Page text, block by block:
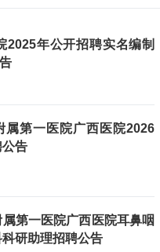
2025年公开招聘实名编制
属第一医院广西医院2026
告
第一医院广西医院耳鼻咽
研助理招聘公告